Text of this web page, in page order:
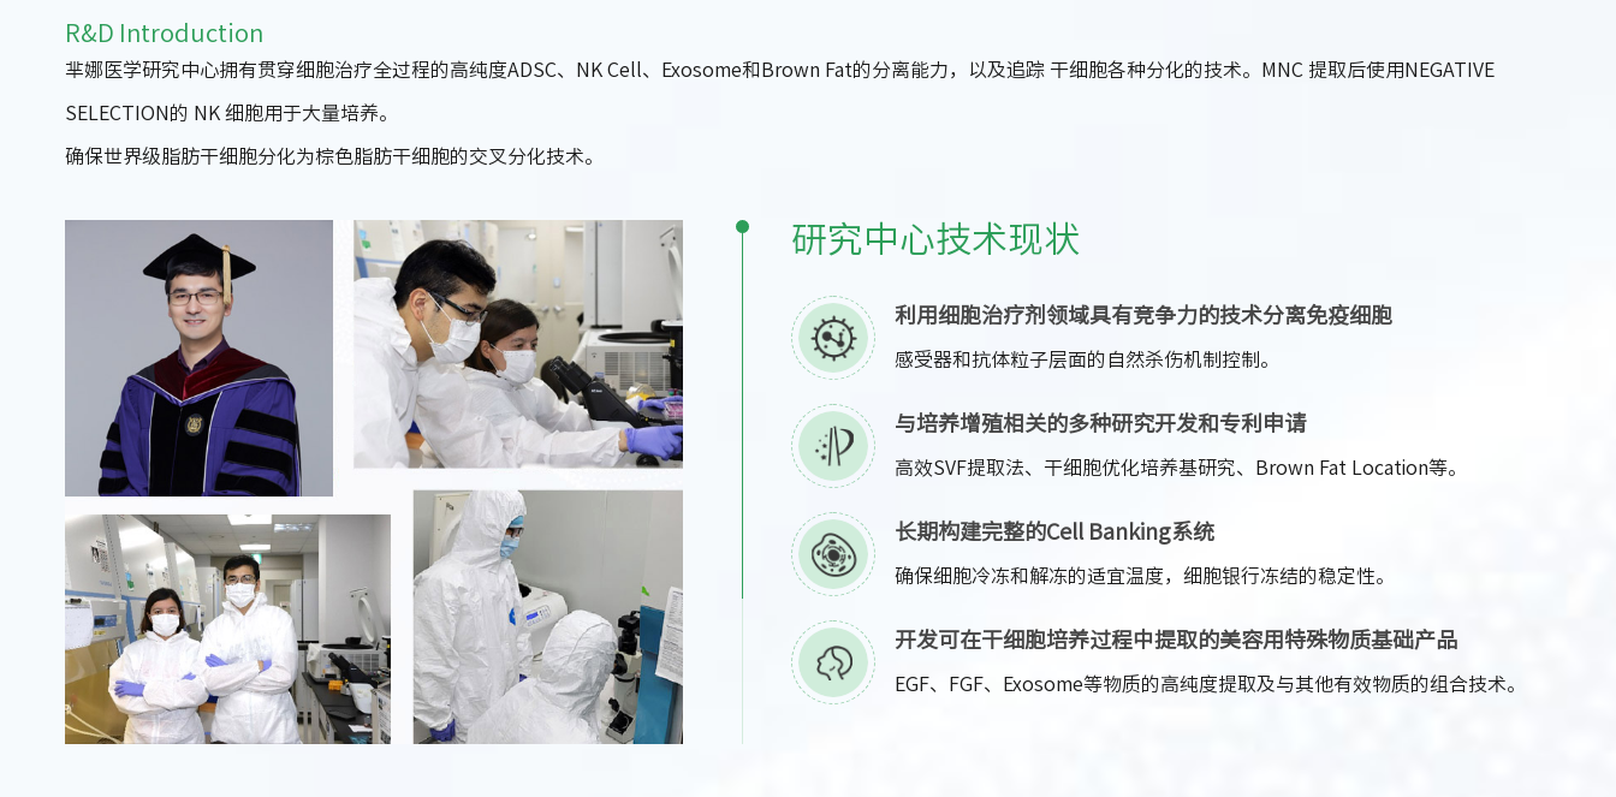
R&D Introduction
芈娜医学研究中心拥有贯穿细胞治疗全过程的高纯度ADSC、NK Cell、Exosome和Brown Fat的分离能力，以及追踪 干细胞各种分化的技术。MNC 提取后使用NEGATIVE
SELECTION的 NK 细胞用于大量培养。
确保世界级脂肪干细胞分化为棕色脂肪干细胞的交叉分化技术。
研究中心技术现状
利用细胞治疗剂领域具有竞争力的技术分离免疫细胞
感受器和抗体粒子层面的自然杀伤机制控制。
与培养增殖相关的多种研究开发和专利申请
高效SVF提取法、干细胞优化培养基研究、Brown Fat Location等。
长期构建完整的Cell Banking系统
确保细胞冷冻和解冻的适宜温度，细胞银行冻结的稳定性。
开发可在干细胞培养过程中提取的美容用特殊物质基础产品
EGF、FGF、Exosome等物质的高纯度提取及与其他有效物质的组合技术。